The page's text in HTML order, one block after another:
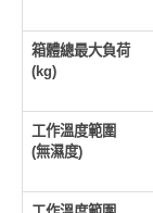
箱體總最大負荷
(kg)
工作溫度範圍
(無濕度)